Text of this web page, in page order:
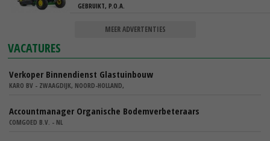
GEBRUIKT, P.O.A.
MEER ADVERTENTIES
VACATURES
Verkoper Binnendienst Glastuinbouw
KARO BV - ZWAAGDIJK, NOORD-HOLLAND,
Accountmanager Organische Bodemverbeteraars
COMGOED B.V. - NL